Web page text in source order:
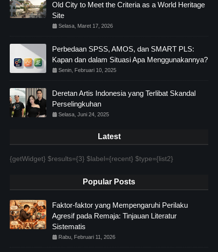
Old City to Meet the Criteria as a World Heritage
Site
Selasa, Maret 17, 2026
Perbedaan SPSS, AMOS, dan SMART PLS:
Kapan dan dalam Situasi Apa Menggunakannya?
Senin, Februari 10, 2025
Deretan Artis Indonesia yang Terlibat Skandal
Perselingkuhan
Selasa, Juni 24, 2025
Latest
{getWidget} $results={3} $label={recent} $type={list2}
Popular Posts
Faktor-faktor yang Mempengaruhi Perilaku
Agresif pada Remaja: Tinjauan Literatur
Sistematis
Rabu, Februari 11, 2026